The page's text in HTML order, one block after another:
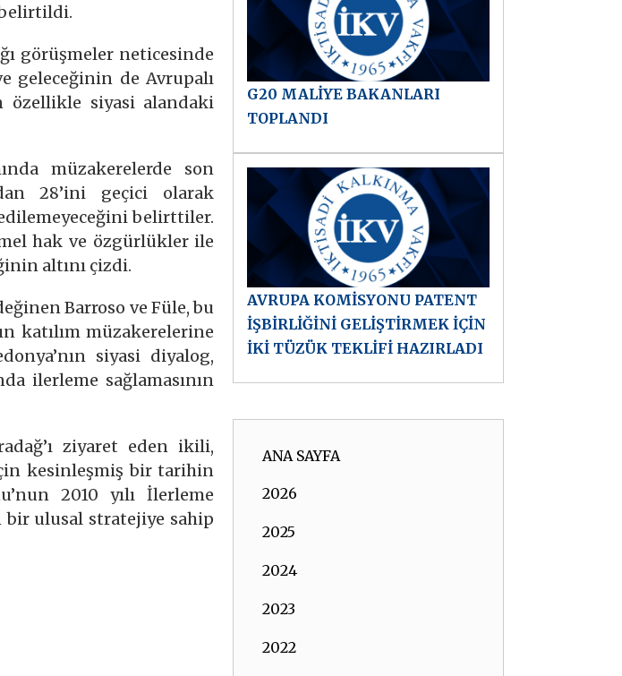
görüşmeler neticesinde
geleceğinin de Avrupalı
özellikle siyasi alandaki
müzakerelerde son
28’ini geçici olarak
belirttiler.
hak ve özgürlükler ile
altını çizdi.
Barroso ve Füle, bu
katılım müzakerelerine
siyasi diyalog,
ilerleme sağlamasının
ziyaret eden ikili,
kesinleşmiş bir tarihin
2010 yılı İlerleme
bir ulusal stratejiye sahip
G20 MALİYE BAKANLARI
TOPLANDI
AVRUPA KOMİSYONU PATENT
İŞBİRLİĞİNİ GELİŞTİRMEK İÇİN
İKİ TÜZÜK TEKLİFİ HAZIRLADI
ANA SAYFA
2026
2025
2024
2023
2022